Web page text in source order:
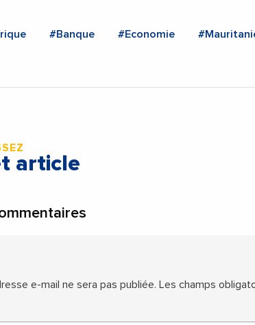
#Banque #Economie
article
e-mail ne sera pas publiée. Les champs